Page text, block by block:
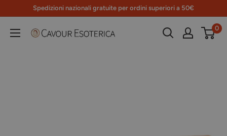
contenuto
Spedizioni nazionali gratuite per ordini superiori a 50€
Libreria
0